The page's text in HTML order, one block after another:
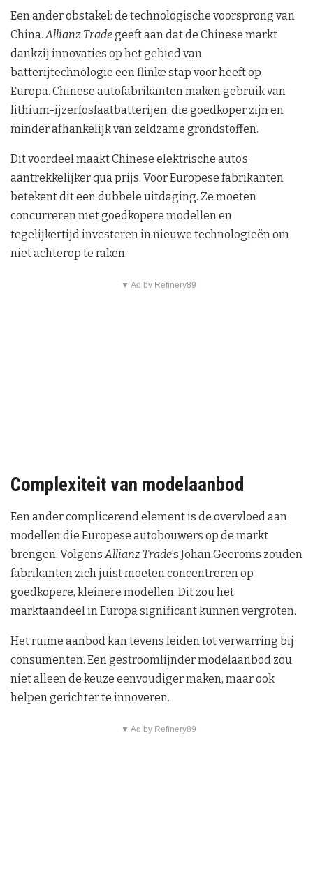
Een ander obstakel: de technologische voorsprong van
China.Allianz Tradegeeft aan dat de Chinese markt
dankzij innovaties op het gebied van
batterijtechnologie een flinke stap voor heeft op
Europa. Chinese autofabrikanten maken gebruik van
lithium-ijzerfosfaatbatterijen, die goedkoper zijn en
minder afhankelijk van zeldzame grondstoffen.
Dit voordeel maakt Chinese elektrische auto’s
aantrekkelijker qua prijs. Voor Europese fabrikanten
betekent dit een dubbele uitdaging. Ze moeten
concurreren met goedkopere modellen en
tegelijkertijd investeren in nieuwe technologieën om
niet achterop te raken.
▼ Ad by Refinery89
Complexiteit van modelaanbod
Een ander complicerend element is de overvloed aan
modellen die Europese autobouwers op de markt
brengen. VolgensAllianz Trade’s Johan Geeroms zouden
fabrikanten zich juist moeten concentreren op
goedkopere, kleinere modellen. Dit zou het
marktaandeel in Europa significant kunnen vergroten.
Het ruime aanbod kan tevens leiden tot verwarring bij
consumenten. Een gestroomlijnder modelaanbod zou
niet alleen de keuze eenvoudiger maken, maar ook
helpen gerichter te innoveren.
▼ Ad by Refinery89